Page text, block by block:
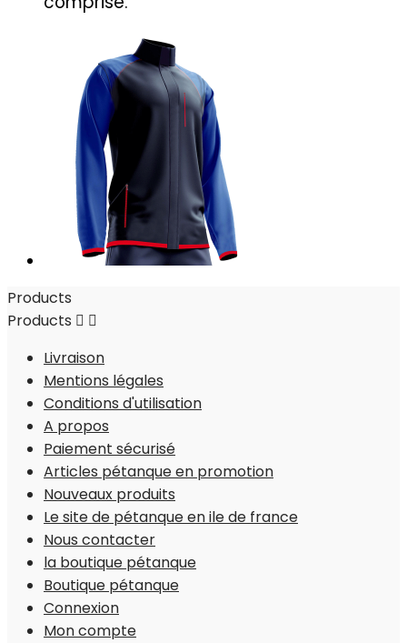
Products
Products  
Livraison
Mentions légales
Conditions d'utilisation
A propos
Paiement sécurisé
Articles pétanque en promotion
Nouveaux produits
Le site de pétanque en ile de france
Nous contacter
la boutique pétanque
Boutique pétanque
Connexion
Mon compte